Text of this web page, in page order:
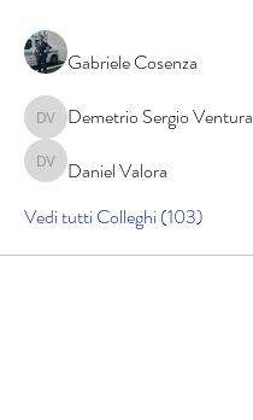
Gabriele Cosenza
Demetrio Sergio Ventura
Demetrio Sergio Ventura
Daniel Valora
Daniel Valora
Vedi tutti Colleghi (103)